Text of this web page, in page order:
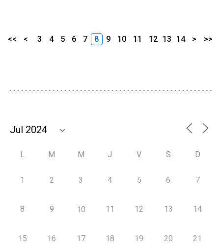
<< < 3 4 5 6 7 8 9 10 11 12 13 14 > >>
L M M J V S D
1 2 3 4 5 6 7
8 9 10 11 12 13 14
15 16 17 18 19 20 21